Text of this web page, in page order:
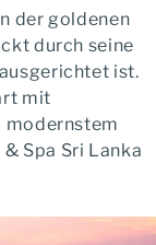
der goldenen
durch seine
ist.
mit
modernstem
Spa Sri Lanka